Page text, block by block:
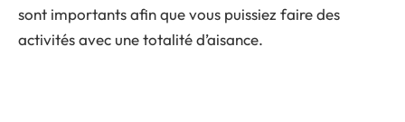
sont importants afin que vous puissiez faire des
activités avec une totalité d’aisance.